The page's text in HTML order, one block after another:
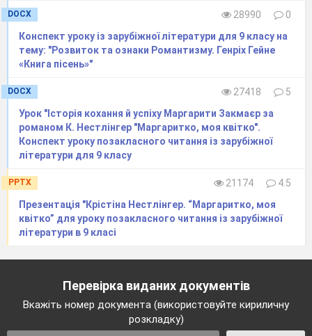
DOCX 28990
0
Конспект уроку із зарубіжної літератури для 9 класу на
тему: "Розвиток та ознаки Романтизму. Генріх Гейне
«Книга пісень»"
DOCX 27418
5
Урок "Історія кохання й успіху Маргарити Закмаєр за
романом К. Нестлінгер "Маргаритко, моя квітко".
Конспект уроку позакласного читання із зарубіжної
літератури для 9 класу
PPTX 21174
4.5
Презентація "Крістіна Нестлінгер. “Маргаритко, моя
квітко” для уроку позакласного читання із зарубіжної
літератури в 9 класі
Перевірка виданих документів
Вкажіть номер документа (використовуйте кириличну
розкладку)